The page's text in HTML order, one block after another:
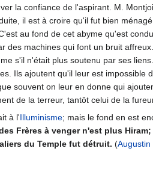
la confiance de l'aspirant. M.
il est à croire qu'il fut bien
au fond de cet abyme qu'est
machines qui font un bruit
s'il n'était plus soutenu par ses
Ils ajoutent qu'il leur est impossible
souvent on leur en donne qui
de la terreur, tantôt celui de la
à l'Illuminisme; mais le fond en est
Frères à venger n'est plus
du Temple fut détruit. (Augustin